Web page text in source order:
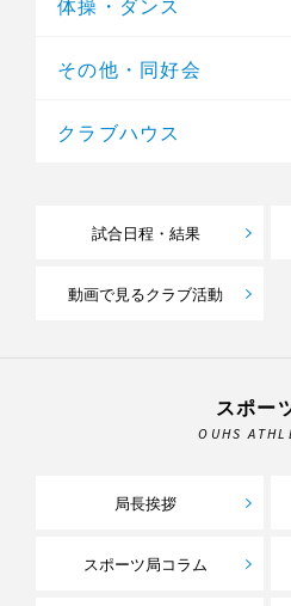
その他・同好会
クラブハウス
試合日程・結果
動画で見るクラブ活動
スポー
OUHS
局長挨拶
スポーツ局コラム